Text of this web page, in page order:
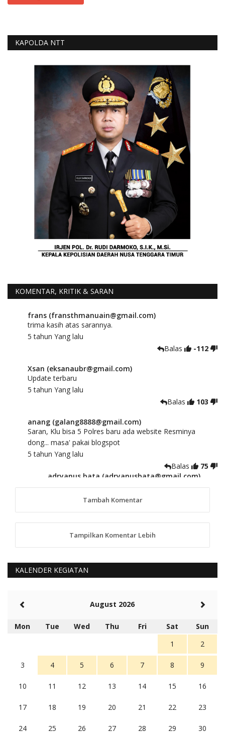
KAPOLDA NTT
KOMENTAR, KRITIK & SARAN
frans (fransthmanuain@gmail.com)
trima kasih atas sarannya.
5 tahun Yang lalu
Balas
-112
Xsan (eksanaubr@gmail.com)
Update terbaru
5 tahun Yang lalu
Balas
103
anang (galang8888@gmail.com)
Saran, Klu bisa 5 Polres baru ada website Resminya
dong... masa' pakai blogspot
5 tahun Yang lalu
Balas
75
adryanus bata (adryanusbata@gmail.com)
TKS atas saran dan masukannya, akan kami
tindaklanjuti
anggy (anakkaos@gmail.com)
Kami perantu bisa baca langsung terkait Pilkada Sumba
5 tahun Yang lalu
Rambu (rambu03@gmail.com)
Berita Polres Sumba Barat Mantap
5 tahun Yang lalu
Balas
16
Tambah Komentar
Tampilkan Komentar Lebih
KALENDER KEGIATAN
August 2026
Mon Tue Wed Thu Fri Sat
Sun
1
2
3 4 5 6 7 8 9
10 11 12 13 14 15 16
17 18 19 20 21 22 23
24 25 26 27 28 29 30